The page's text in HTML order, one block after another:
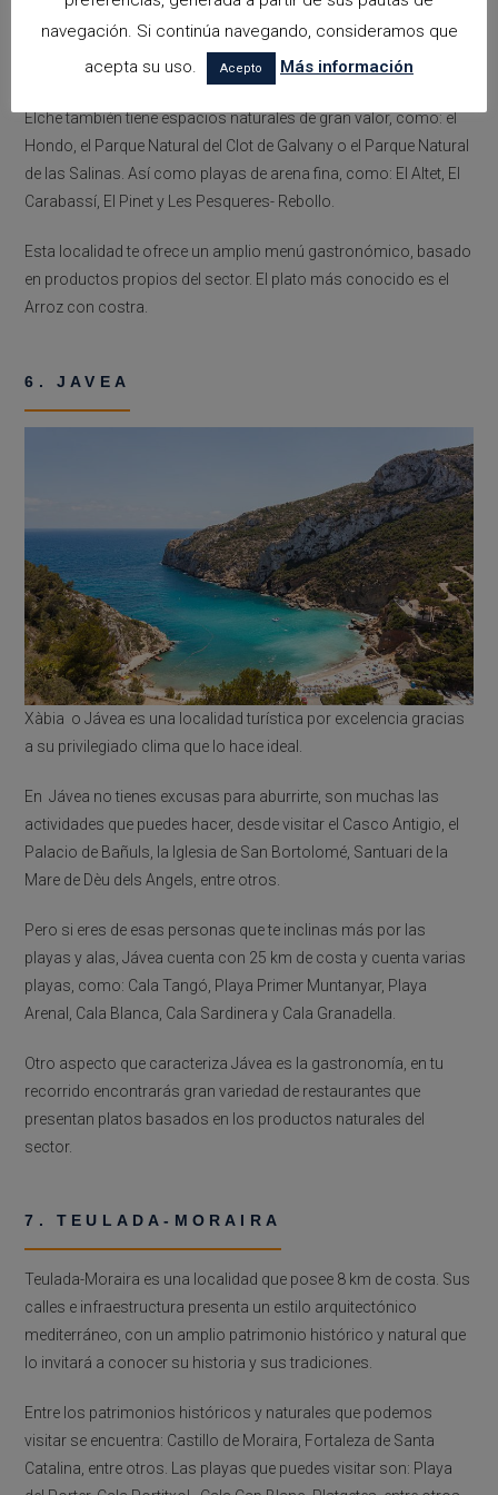
Son diversos los lugares en los que puedes divertirte y conocer
en Elche, entre los que mencionados: Palmeral de Elche, La
Basílica, Palacio de Altamira, Museo de la Festa, entre otros.
Elche también tiene espacios naturales de gran valor, como: el
Hondo, el Parque Natural del Clot de Galvany o el Parque Natural
de las Salinas. Así como playas de arena fina, como: El Altet, El
Carabassí, El Pinet y Les Pesqueres- Rebollo.
Esta localidad te ofrece un amplio menú gastronómico, basado
en productos propios del sector. El plato más conocido es el
Arroz con costra.
6. JAVEA
Xàbia o Jávea es una localidad turística por excelencia gracias
a su privilegiado clima que lo hace ideal.
En Jávea no tienes excusas para aburrirte, son muchas las
actividades que puedes hacer, desde visitar el Casco Antigio, el
Palacio de Bañuls, la Iglesia de San Bortolomé, Santuari de la
Mare de Dèu dels Angels, entre otros.
Pero si eres de esas personas que te inclinas más por las
playas y alas, Jávea cuenta con 25 km de costa y cuenta varias
playas, como: Cala Tangó, Playa Primer Muntanyar, Playa
Arenal, Cala Blanca, Cala Sardinera y Cala Granadella.
Otro aspecto que caracteriza Jávea es la gastronomía, en tu
recorrido encontrarás gran variedad de restaurantes que
presentan platos basados en los productos naturales del
sector.
7. TEULADA-MORAIRA
Teulada-Moraira es una localidad que posee 8 km de costa. Sus
calles e infraestructura presenta un estilo arquitectónico
mediterráneo, con un amplio patrimonio histórico y natural que
lo invitará a conocer su historia y sus tradiciones.
Entre los patrimonios históricos y naturales que podemos
visitar se encuentra: Castillo de Moraira, Fortaleza de Santa
Catalina, entre otros. Las playas que puedes visitar son: Playa
navegación. Si continúa navegando, consideramos que
acepta su uso.
Acepto Más información